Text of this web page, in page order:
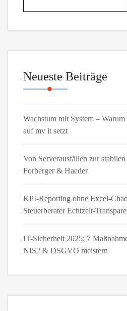
Neueste Beiträge
Wachstum mit System –
auf mv it setzt
Von Serverausfällen zur
Forberger & Haeder
KPI-Reporting ohne Excel-
Steuerberater Echtzeit-
IT-Sicherheit 2025: 7
NIS2 & DSGVO meistern